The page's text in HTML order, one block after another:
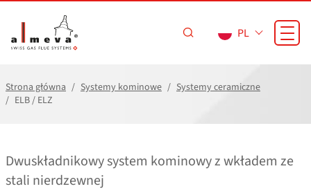
PL
Strona główna Systemy kominowe
Systemy ceramiczne
ELB / ELZ
Dwuskładnikowy system kominowy z wkładem ze
stali nierdzewnej